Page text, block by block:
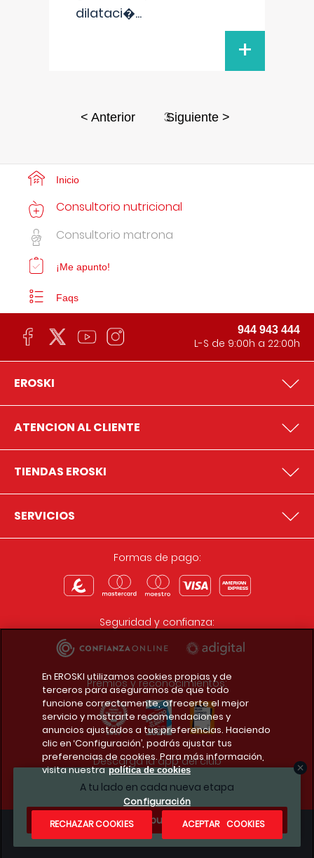
dilataci�...
+
< Anterior 3Siguiente >
A tu lado en cada nueva etapa
¿Te apuntas?
Inicio
Consultorio nutricional
Consultorio matrona
¡Me apunto!
Faqs
944 943 444
L-S de 9:00h a 22:00h
EROSKI
ATENCION AL CLIENTE
TIENDAS EROSKI
SERVICIOS
Formas de pago:
Seguridad y confianza:
Premios y reconocimientos:
Descarga la app del club
Condiciones legales
En EROSKI utilizamos cookies propias y de
terceros para asegurarnos de que todo
funcione correctamente, ofrecerte el mejor
servicio y mostrarte recomendaciones y
anuncios ajustados a tus preferencias. Haciendo
clic en ‘Configuración’, podrás ajustar tus
preferencias de cookies. Para más información,
visita nuestra política de cookies
Configuración
RECHAZAR COOKIES
ACEPTAR COOKIES